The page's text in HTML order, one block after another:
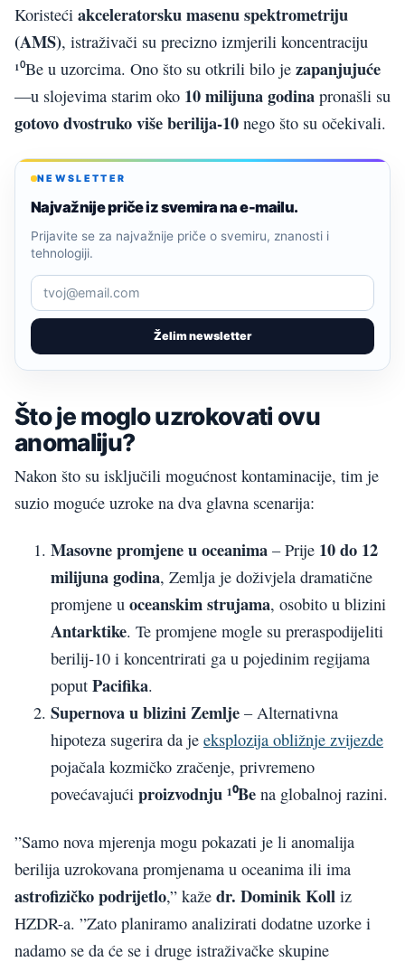
Koristeći akceleratorsku masenu spektrometriju
(AMS), istraživači su precizno izmjerili koncentraciju
¹⁰Be u uzorcima. Ono što su otkrili bilo je zapanjujuće
—u slojevima starim oko 10 milijuna godina pronašli su
gotovo dvostruko više berilija-10 nego što su očekivali.
NEWSLETTER
Najvažnije priče iz svemira na e-mailu.
Želim newsletter
Prijavite se za najvažnije priče o svemiru, znanosti i
tehnologiji.
Što je moglo uzrokovati ovu
anomaliju?
Nakon što su isključili mogućnost kontaminacije, tim je
suzio moguće uzroke na dva glavna scenarija:
Masovne promjene u oceanima – Prije 10 do 12
milijuna godina, Zemlja je doživjela dramatične
promjene u oceanskim strujama, osobito u blizini
Antarktike. Te promjene mogle su preraspodijeliti
berilij-10 i koncentrirati ga u pojedinim regijama
poput Pacifika.
Supernova u blizini Zemlje – Alternativna
hipoteza sugerira da je eksplozija obližnje zvijezde
pojačala kozmičko zračenje, privremeno
povećavajući proizvodnju ¹⁰Be na globalnoj razini.
”Samo nova mjerenja mogu pokazati je li anomalija
berilija uzrokovana promjenama u oceanima ili ima
astrofizičko podrijetlo,” kaže dr. Dominik Koll iz
HZDR-a. ”Zato planiramo analizirati dodatne uzorke i
nadamo se da će se i druge istraživačke skupine